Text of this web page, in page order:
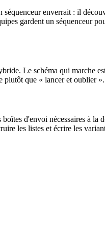
enverrait : il
gardent un séquenceur
Le schéma qui marche
plutôt que « lancer et oublier ».
d'envoi nécessaires à la
les listes et écrire les